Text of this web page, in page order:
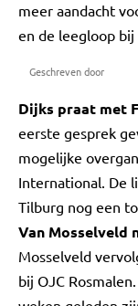
meer aandacht
en de leegloop bij
Geschreven door
Dijks praat met
eerste gesprek
mogelijke
International. De
Tilburg nog een
Van Mosselveld
Mosselveld
bij OJC